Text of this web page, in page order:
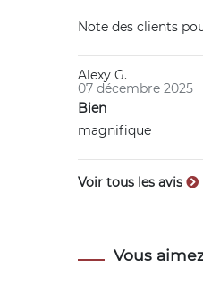
Note des clients
Alexy G.
07 décembre 2025
Bien
magnifique
Voir tous les avis
Vous